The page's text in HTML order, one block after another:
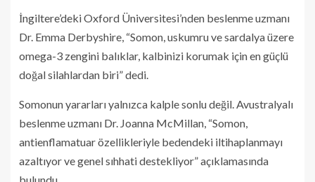
İngiltere’deki Oxford Üniversitesi’nden beslenme uzmanı
Dr. Emma Derbyshire, “Somon, uskumru ve sardalya üzere
omega-3 zengini balıklar, kalbinizi korumak için en güçlü
doğal silahlardan biri” dedi.
Somonun yararları yalnızca kalple sonlu değil. Avustralyalı
beslenme uzmanı Dr. Joanna McMillan, “Somon,
antienflamatuar özellikleriyle bedendeki iltihaplanmayı
azaltıyor ve genel sıhhati destekliyor” açıklamasında